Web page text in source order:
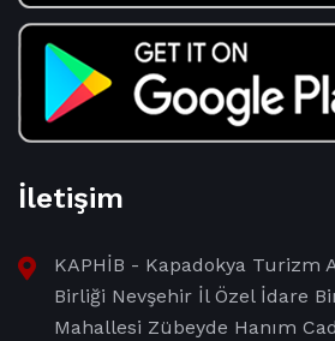
İletişim
KAPHİB - Kapadokya Turizm
Birliği Nevşehir İl Özel İdare
Mahallesi Zübeyde Hanım